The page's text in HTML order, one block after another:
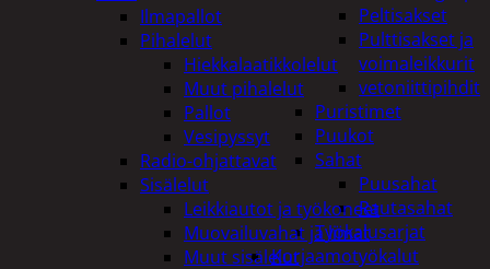
Peltisakset
Pulttisakset ja
voimaleikkurit
vetoniittipihdit
Puristimet
Puukot
Sahat
Puusahat
Rautasahat
Työkalusarjat
Korjaamotyökalut
Ilmapallot
Pihalelut
Hiekkalaatikkolelut
Muut pihalelut
Pallot
Vesipyssyt
Radio-ohjattavat
Sisälelut
Leikkiautot ja työkoneet
Muovailuvahat ja limat
Muut sisälelut